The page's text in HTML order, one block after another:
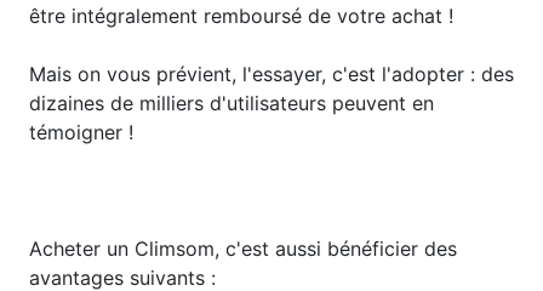
être intégralement remboursé de votre achat !
Mais on vous prévient, l'essayer, c'est l'adopter : des
dizaines de milliers d'utilisateurs peuvent en
témoigner !
Acheter un Climsom, c'est aussi bénéficier des
avantages suivants :